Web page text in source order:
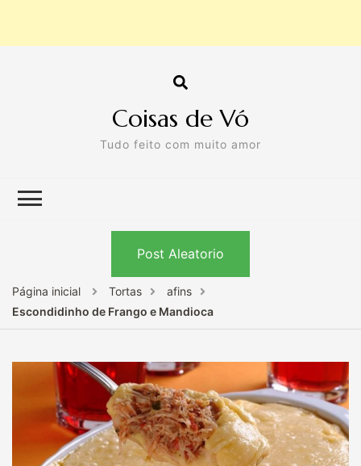
Coisas de Vó
Tudo feito com muito amor
Post Aleatorio
Página inicial Tortas
afins
Escondidinho de Frango e Mandioca